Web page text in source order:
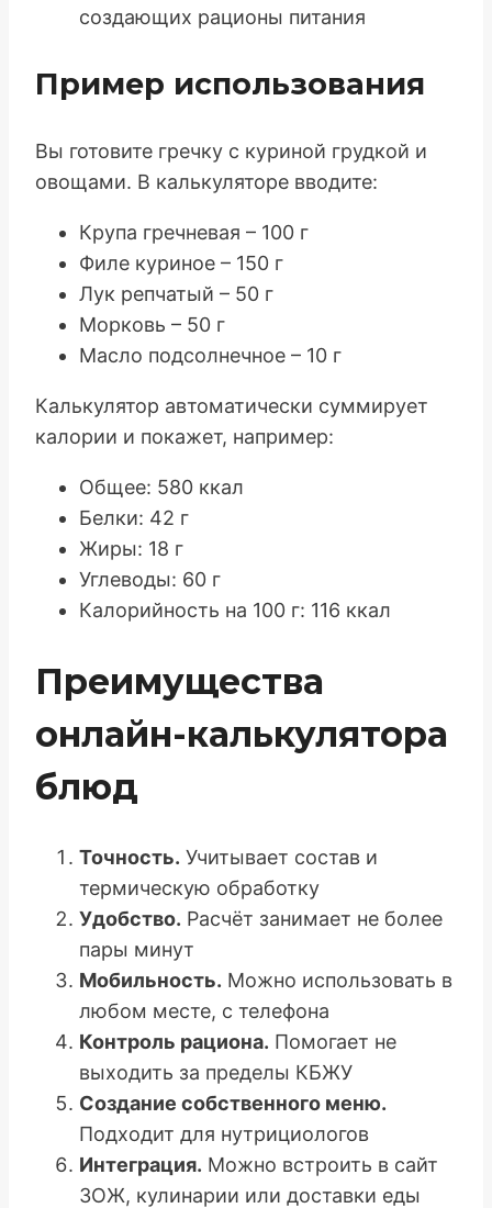
создающих рационы питания
Пример использования
Вы готовите гречку с куриной грудкой и
овощами. В калькуляторе вводите:
Крупа гречневая – 100 г
Филе куриное – 150 г
Лук репчатый – 50 г
Морковь – 50 г
Масло подсолнечное – 10 г
Калькулятор автоматически суммирует
калории и покажет, например:
Общее: 580 ккал
Белки: 42 г
Жиры: 18 г
Углеводы: 60 г
Калорийность на 100 г: 116 ккал
Преимущества
онлайн-калькулятора
блюд
Точность. Учитывает состав и
термическую обработку
Удобство. Расчёт занимает не более
пары минут
Мобильность. Можно использовать в
любом месте, с телефона
Контроль рациона. Помогает не
выходить за пределы КБЖУ
Создание собственного меню.
Подходит для нутрициологов
Интеграция. Можно встроить в сайт
ЗОЖ, кулинарии или доставки еды